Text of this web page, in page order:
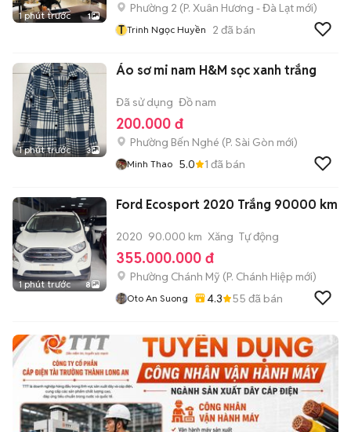
1 phút trước 1
Phường 2 (P. Xuân Hương - Đà Lạt mới)
T Trinh Ngọc Huyền 2 đã bán
1 phút trước 3
Áo sơ mi nam H&M sọc xanh trắng
Đã sử dụng Đồ nam
200.000 đ
Phường Bến Nghé (P. Sài Gòn mới)
Minh Thao 5.0 1 đã bán
1 phút trước 8
Ford Ecosport 2020 Trắng 90000 km
2020 90.000 km Xăng Tự động
355.000.000 đ
Phường Chánh Mỹ (P. Chánh Hiệp mới)
Oto An Suong 4.3 55 đã bán